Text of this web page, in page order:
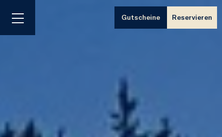
Menü
Reservieren
Gutscheine